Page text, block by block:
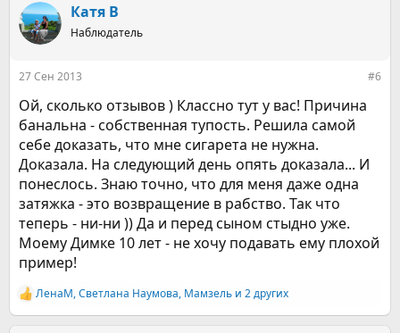
к
ц
и
Катя В
Наблюдатель
27 Сен 2013 #6
Ой, сколько отзывов ) Классно тут у вас! Причина
банальна - собственная тупость. Решила самой
себе доказать, что мне сигарета не нужна.
Доказала. На следующий день опять доказала... И
понеслось. Знаю точно, что для меня даже одна
затяжка - это возвращение в рабство. Так что
теперь - ни-ни )) Да и перед сыном стыдно уже.
Моему Димке 10 лет - не хочу подавать ему плохой
пример!
Р
е
ЛенаМ,Светлана Наумова, Мамзель и 2 других